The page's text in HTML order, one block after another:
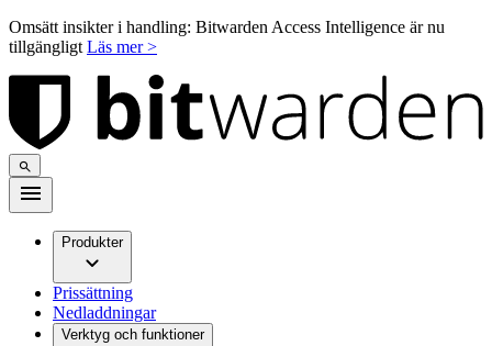
Omsätt insikter i handling: Bitwarden Access Intelligence är nu
tillgängligt Läs mer >
Produkter
Prissättning
Nedladdningar
Verktyg och funktioner